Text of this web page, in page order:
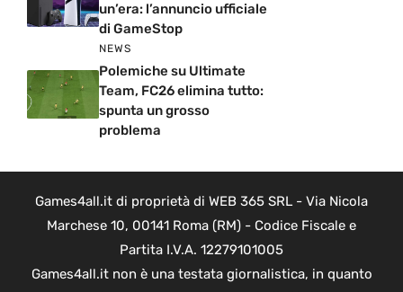
un’era: l’annuncio ufficiale
di GameStop
NEWS
Polemiche su Ultimate
Team, FC26 elimina tutto:
spunta un grosso
problema
Games4all.it di proprietà di WEB 365 SRL - Via Nicola
Marchese 10, 00141 Roma (RM) - Codice Fiscale e
Partita I.V.A. 12279101005
Games4all.it non è una testata giornalistica, in quanto